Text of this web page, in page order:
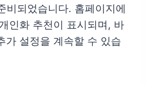
되었습니다. 홈페이지에
인화 추천이 표시되며, 바
가 설정을 계속할 수 있습